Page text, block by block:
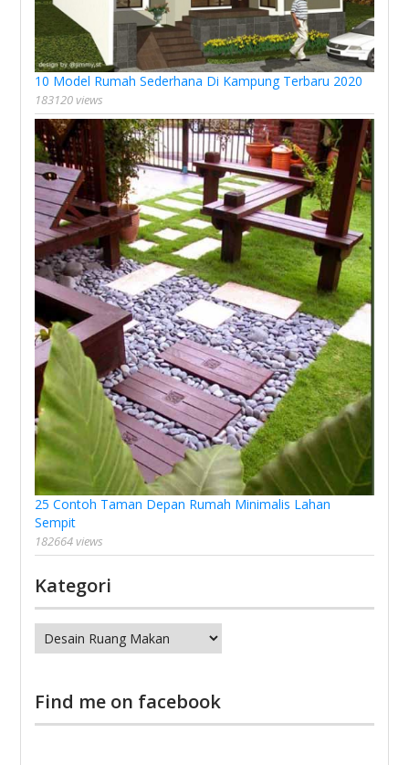
10 Model Rumah Sederhana Di Kampung Terbaru 2020
183120 views
25 Contoh Taman Depan Rumah Minimalis Lahan
Sempit
182664 views
Kategori
Kategori
Find me on facebook